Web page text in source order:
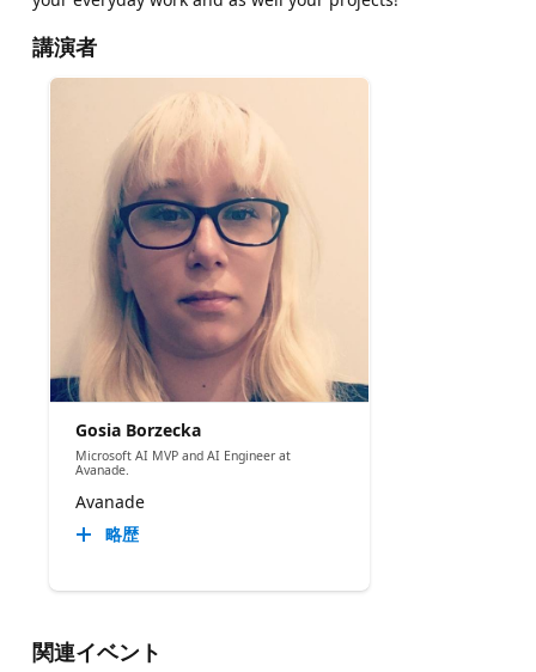
講演者
Gosia Borzecka
Microsoft AI MVP and AI Engineer at
Avanade.
Avanade
略歴
関連イベント